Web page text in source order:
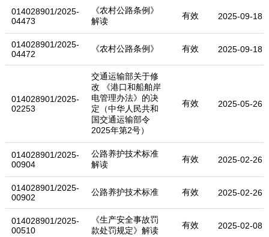
014028901/2025-
04473
《农村公路条例》
解读
有效 2025-09-18
014028901/2025-
04472
《农村公路条例》 有效 2025-09-18
014028901/2025-
02253
交通运输部关于修
改 《港口和船舶岸
电管理办法》的决
定（中华人民共和
国交通运输部令
2025年第2号）
有效 2025-05-26
014028901/2025-
00904
公路养护技术标准
解读
有效 2025-02-26
014028901/2025-
00902
公路养护技术标准 有效 2025-02-26
014028901/2025-
00510
《生产安全事故罚
款处罚规定》解读
有效 2025-02-08